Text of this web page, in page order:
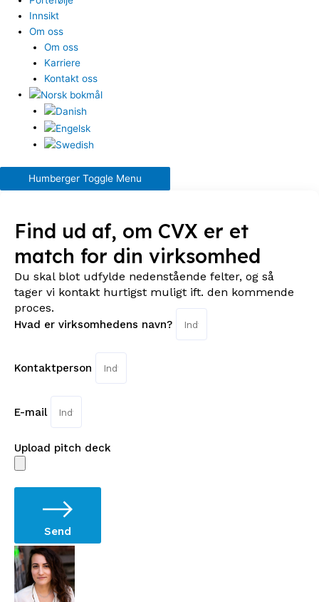
Innsikt
Om oss
Om oss
Karriere
Kontakt oss
Humberger Toggle Menu
Find ud af, om CVX er et
match for din virksomhed
Du skal blot udfylde nedenstående felter, og så
tager vi kontakt hurtigst muligt ift. den kommende
proces.
Hvad er virksomhedens navn?
Kontaktperson
E-mail
Upload pitch deck
Send